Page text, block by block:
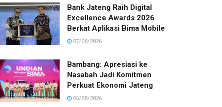
Bank Jateng Raih Digital
Excellence Awards 2026
Berkat Aplikasi Bima Mobile
07/08/2026
Bambang: Apresiasi ke
Nasabah Jadi Komitmen
Perkuat Ekonomi Jateng
06/08/2026